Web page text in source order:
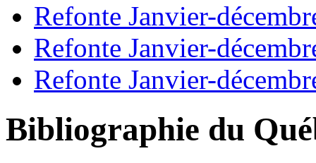
Refonte Janvier-
Refonte Janvier-
Refonte Janvier-
Bibliographie du